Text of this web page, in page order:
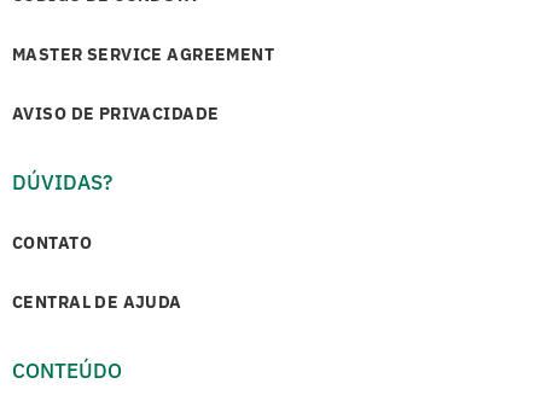
MASTER SERVICE AGREEMENT
AVISO DE PRIVACIDADE
DÚVIDAS?
CONTATO
CENTRAL DE AJUDA
CONTEÚDO